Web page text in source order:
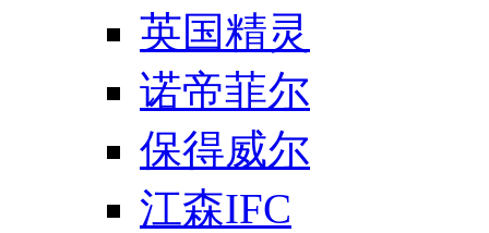
英国精灵
诺帝菲尔
保得威尔
江森IFC